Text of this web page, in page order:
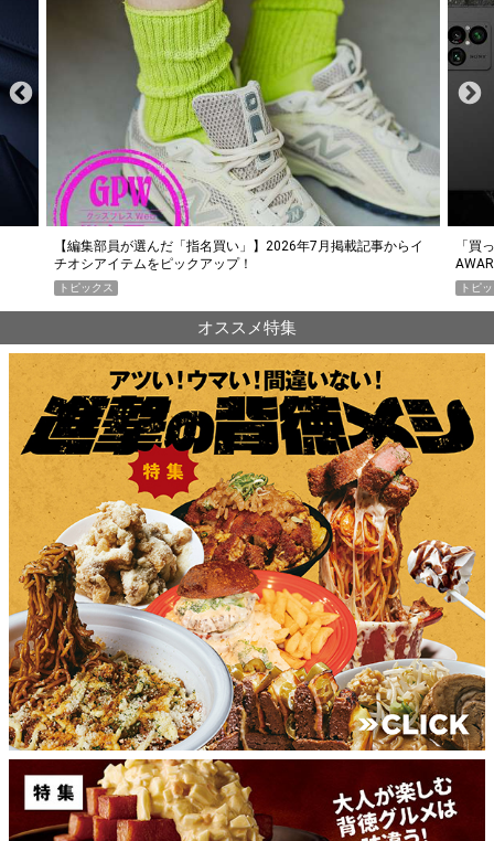
「買って損なし」の極上スマホ5選【GoodsPress 2026上半期
AWARD】
トピックス
薄着
PR
オススメ特集